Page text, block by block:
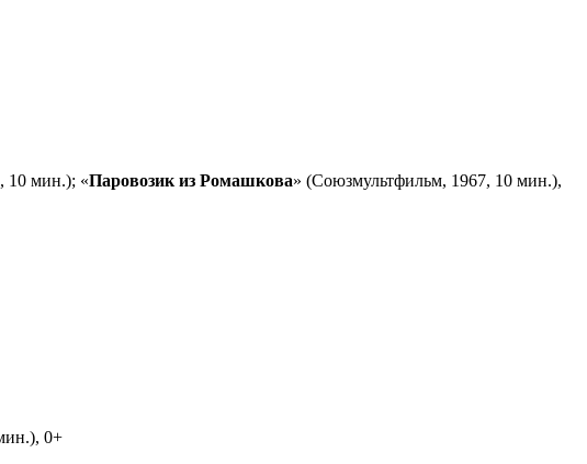
10 мин.); «Паровозик из Ромашкова» (Союзмультфильм, 1967, 10 мин.),
0+